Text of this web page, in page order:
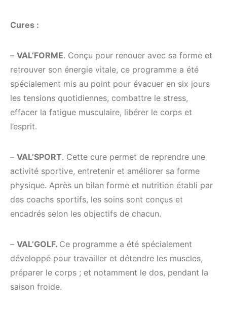
Cures :
– VAL’FORME. Conçu pour renouer avec sa forme et
retrouver son énergie vitale, ce programme a été
spécialement mis au point pour évacuer en six jours
les tensions quotidiennes, combattre le stress,
effacer la fatigue musculaire, libérer le corps et
l’esprit.
– VAL’SPORT. Cette cure permet de reprendre une
activité sportive, entretenir et améliorer sa forme
physique. Après un bilan forme et nutrition établi par
des coachs sportifs, les soins sont conçus et
encadrés selon les objectifs de chacun.
– VAL’GOLF. Ce programme a été spécialement
développé pour travailler et détendre les muscles,
préparer le corps ; et notamment le dos, pendant la
saison froide.